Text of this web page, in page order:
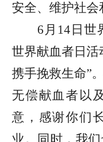
安全、维护社会
6 月14日世
世界献血者日活
携手挽救生命”
无偿献血者以
意，感谢你们